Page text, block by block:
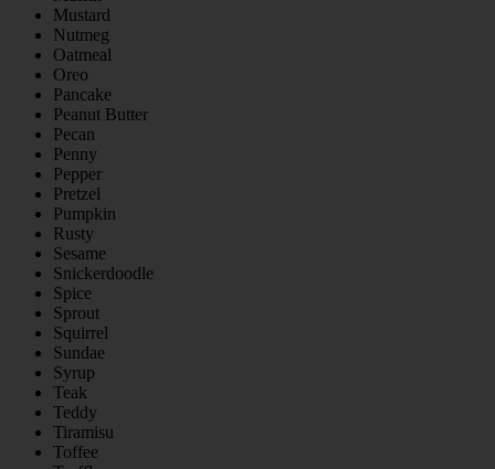
Mustard
Nutmeg
Oatmeal
Oreo
Pancake
Peanut Butter
Pecan
Penny
Pepper
Pretzel
Pumpkin
Rusty
Sesame
Snickerdoodle
Spice
Sprout
Squirrel
Sundae
Syrup
Teak
Teddy
Tiramisu
Toffee